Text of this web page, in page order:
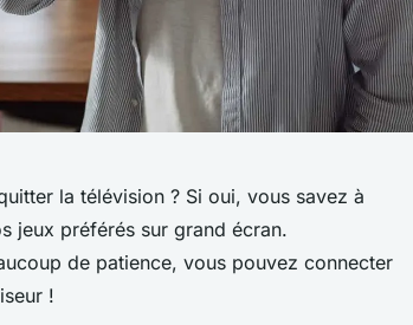
la télévision ? Si oui, vous savez à
jeux préférés sur grand écran.
de patience, vous pouvez connecter
!